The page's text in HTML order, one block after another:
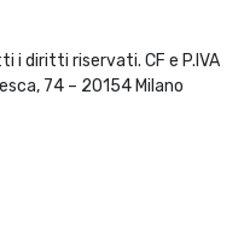
i diritti riservati. CF e P.IVA
74 – 20154 Milano